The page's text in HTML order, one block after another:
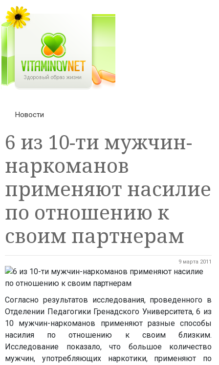
Новости
6 из 10-ти мужчин-
наркоманов
применяют насилие
по отношению к
своим партнерам
9 марта 2011
Согласно результатов исследования, проведенного в
Отделении Педагогики Гренадского Университета, 6 из
10 мужчин-наркоманов применяют разные способы
насилия по отношению к своим близким.
Исследование показало, что большое количество
мужчин, употребляющих наркотики, применяют по